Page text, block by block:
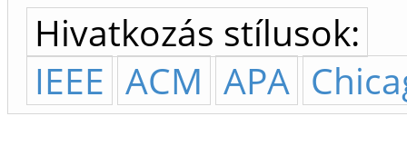
Hivatkozás stílusok:
IEEE ACM APA